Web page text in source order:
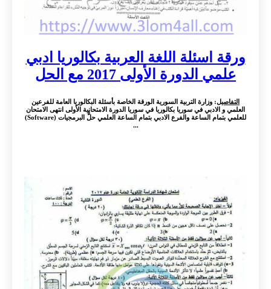
ورقة اسئلة اللغة العربية بكالوريا ادبي
علمي الدورة الأولى 2017 مع الحل
التفاصيل: وزارة التربية السورية الورقة الخاصة بأسئلة البكالوريا العامة للفرعين
العلمي و الادبي في سوريا بكالوريا في سوريا الدورة الامتحانية الأولى انتهى الامتحان
للعلمي بتمام الساعة والفرع الادبي بتمام الساعة العلمي حلُّ البرمجيات (Software)
...